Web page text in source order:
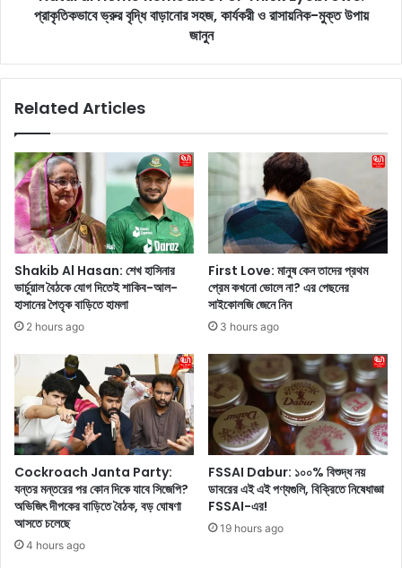
য়া
ন
লু
দ
হ
য়ে
যা
ও
য়া
,
ফে
টে
যা
ও
এ
বং
ভ
র
তা
প্র
তি
d
s
F
o
r
T
h
i
c
k
E
y
e
r
o
w
s
:
প্রা
কৃ
তি
প্রাকৃতিকভাবে ভ্রুর বৃদ্ধি বাড়ানোর সহজ, কার্যকরী ও রাসায়নিক-মুক্ত উপায়
জানুন
Related Articles
Shakib Al Hasan: শেখ হাসিনার
ভার্চুয়াল বৈঠকে যোগ দিতেই শাকিব-আল-
হাসানের পৈতৃক বাড়িতে হামলা
2 hours ago
First Love: মানুষ কেন তাদের প্রথম
প্রেম কখনো ভোলে না? এর পেছনের
সাইকোলজি জেনে নিন
3 hours ago
Cockroach Janta Party:
যন্তর মন্তরের পর কোন দিকে যাবে সিজেপি?
অভিজিৎ দীপকের বাড়িতে বৈঠক, বড় ঘোষণা
আসতে চলেছে
4 hours ago
FSSAI Dabur: ১০০% বিশুদ্ধ নয়
ডাবরের এই এই পণ্যগুলি, বিক্রিতে নিষেধাজ্ঞা
FSSAI-এর!
19 hours ago